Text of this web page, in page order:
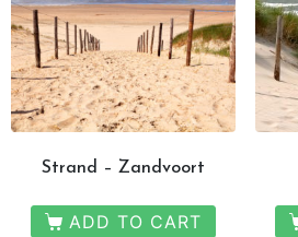
Strand – Zandvoort
ADD TO CART